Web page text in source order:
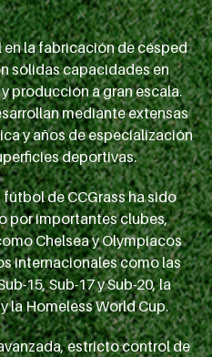
en la fabricación de césped
sólidas capacidades en
producción a gran escala.
mediante extensas
y años de especialización
deportivas.
de CCGrass ha sido
por importantes clubes,
Chelsea y Olympiacos
internacionales como las
15, Sub-17 y Sub-20, la
la Homeless World Cup.
estricto control de